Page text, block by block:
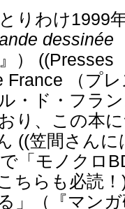
りわけ1999
dessinée
） ((Presses
France （プ
・ド・フラ
り、この本
((笠間さん
「モノクロ
ちらも必読
」（『マン